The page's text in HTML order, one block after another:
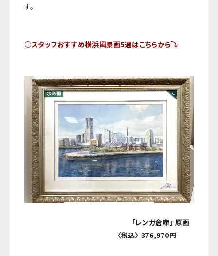
す。
○スタッフおすすめ横浜風景画5選はこちらから⤵︎
「レンガ倉庫」 原画
〈税込〉 376,970円